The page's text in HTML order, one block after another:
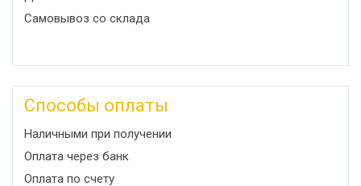
Самовывоз со склада
Способы оплаты
Наличными при получении
Оплата через банк
Оплата по счету